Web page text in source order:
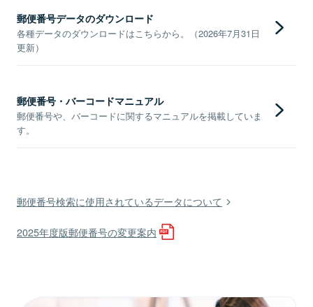
郵便番号データのダウンロード
各種データのダウンロードはこちらから。（2026年7月31日
更新）
郵便番号・バーコードマニュアル
郵便番号や、バーコードに関するマニュアルを掲載していま
す。
郵便番号検索に使用されているデータについて
2025年度版郵便番号の変更案内